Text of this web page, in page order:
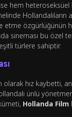
ise hem
etme özgürlüğünün
sineması bu özel
türlere sahiptir.
olarak hız kaybetti,
ünlü
Hollanda Film